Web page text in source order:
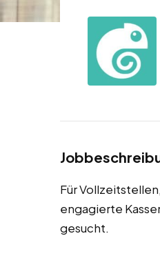
Für
engagierte
gesucht.